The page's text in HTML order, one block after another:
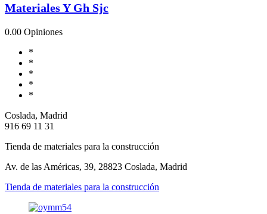
Materiales Y Gh Sjc
0.00 Opiniones
*
*
*
*
*
Coslada, Madrid
916 69 11 31
Tienda de materiales para la construcción
Av. de las Américas, 39, 28823 Coslada, Madrid
Tienda de materiales para la construcción